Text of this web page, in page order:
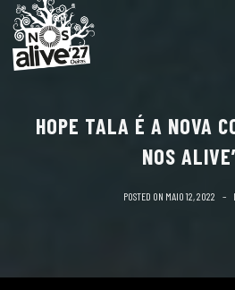
HOPE TALA É A NOVA
NOS
POSTED ON MAIO 12, 2022